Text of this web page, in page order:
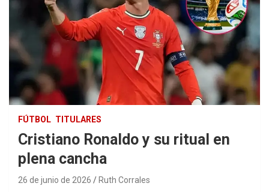
FÚTBOL TITULARES
Cristiano Ronaldo y su ritual en
plena cancha
26 de junio de 2026 Ruth Corrales